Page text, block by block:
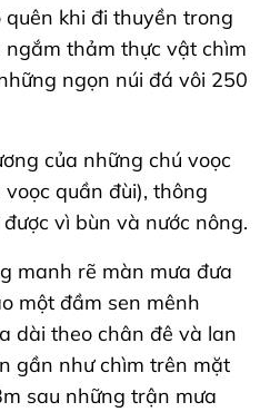
khi đi thuyền trong
thảm thực vật chìm
ngọn núi đá vôi 250
của những chú voọc
quần đùi), thông
vì bùn và nước nông.
manh rẽ màn mưa đưa
một đầm sen mênh
dài theo chân đê và lan
gần như chìm trên mặt
sau những trận mưa